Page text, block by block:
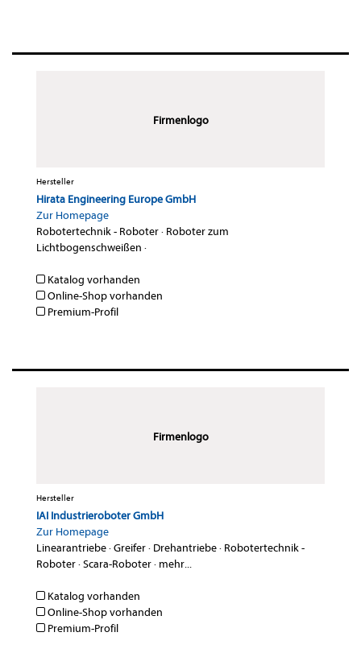
Firmenlogo
Hersteller
Hirata Engineering Europe GmbH
Zur Homepage
Robotertechnik - Roboter· Roboter zum
Lichtbogenschweißen ·
Katalog vorhanden
Online-Shop vorhanden
Premium-Profil
Firmenlogo
Hersteller
IAI Industrieroboter GmbH
Zur Homepage
Linearantriebe·Greifer· Drehantriebe· Robotertechnik -
Roboter·Scara-Roboter· mehr...
Katalog vorhanden
Online-Shop vorhanden
Premium-Profil